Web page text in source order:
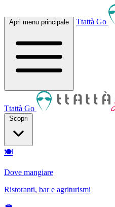
Apri menu principale Ttattà Go
Ttattà Go
Scopri
🍽
Dove mangiare
Ristoranti, bar e agriturismi